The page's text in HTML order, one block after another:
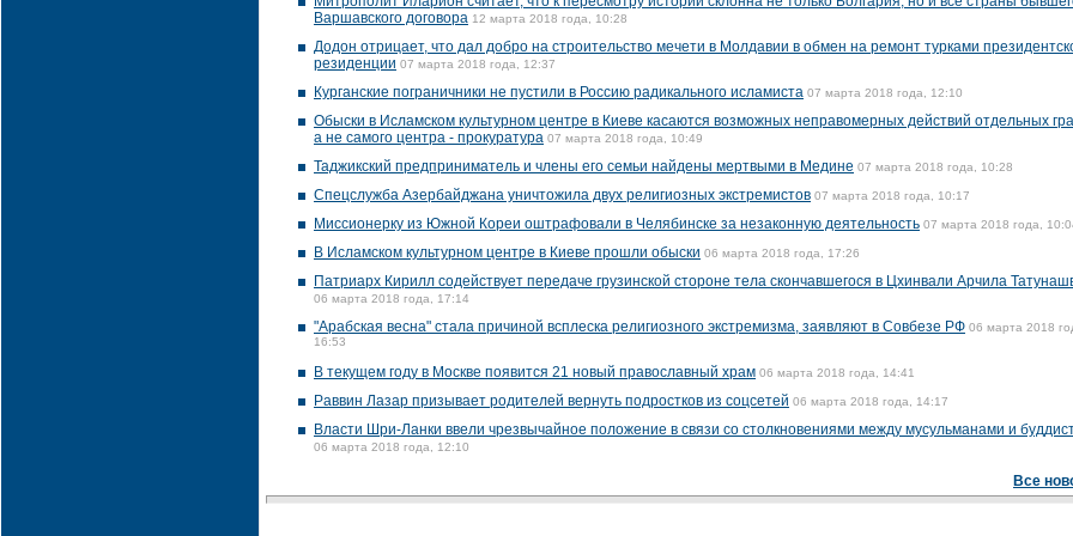
Варшавского договора 12 марта 2018 года, 10:28
Додон отрицает, что дал добро на строительство мечети в Молдавии в обмен на ремонт турками
резиденции 07 марта 2018 года, 12:37
Курганские пограничники не пустили в Россию радикального исламиста 07 марта 2018 года, 12:10
Обыски в Исламском культурном центре в Киеве касаются возможных неправомерных действий отдельных
а не самого центра - прокуратура 07 марта 2018 года, 10:49
Таджикский предприниматель и члены его семьи найдены мертвыми в Медине 07 марта 2018 года, 10:28
Спецслужба Азербайджана уничтожила двух религиозных экстремистов 07 марта 2018 года, 10:17
Миссионерку из Южной Кореи оштрафовали в Челябинске за незаконную деятельность 07 марта 2018 года,
В Исламском культурном центре в Киеве прошли обыски 06 марта 2018 года, 17:26
Патриарх Кирилл содействует передаче грузинской стороне тела скончавшегося в Цхинвали Арчила
06 марта 2018 года, 17:14
"Арабская весна" стала причиной всплеска религиозного экстремизма, заявляют в Совбезе РФ 06 марта 2018
16:53
В текущем году в Москве появится 21 новый православный храм 06 марта 2018 года, 14:41
Раввин Лазар призывает родителей вернуть подростков из соцсетей 06 марта 2018 года, 14:17
Власти Шри-Ланки ввели чрезвычайное положение в связи со столкновениями между мусульманами и
06 марта 2018 года, 12:10
Все